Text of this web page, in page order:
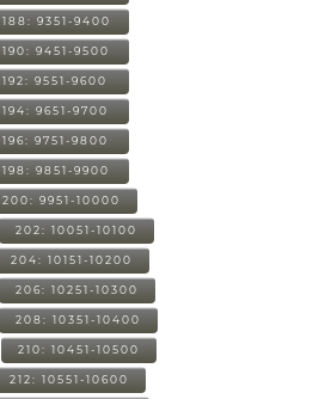
188: 9351-9400
190: 9451-9500
192: 9551-9600
194: 9651-9700
196: 9751-9800
198: 9851-9900
200: 9951-10000
202: 10051-10100
204: 10151-10200
206: 10251-10300
208: 10351-10400
210: 10451-10500
212: 10551-10600